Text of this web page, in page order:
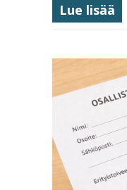
Lue lisää